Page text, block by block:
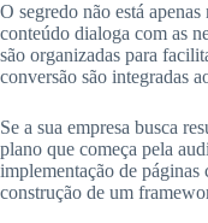
O segredo não está
conteúdo dialoga com as
são organizadas para
conversão são integradas
Se a sua empresa busca
plano que começa pela
implementação de páginas
construção de um